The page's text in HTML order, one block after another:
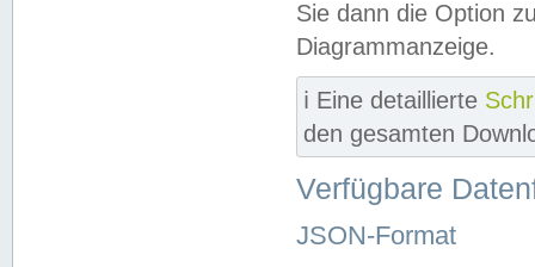
Sie dann die Option
Diagrammanzeige.
ℹ️ Eine detaillierte
den gesamten
Verfügbare
JSON-Format